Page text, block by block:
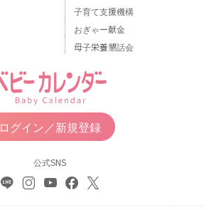
子育て支援機構
おぎゃー献金
母子栄養懇話会
ログイン／新規登録
公式SNS